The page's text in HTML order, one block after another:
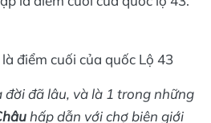
đời đã lâu, và là 1 trong những
hấp dẫn với chợ biên giới